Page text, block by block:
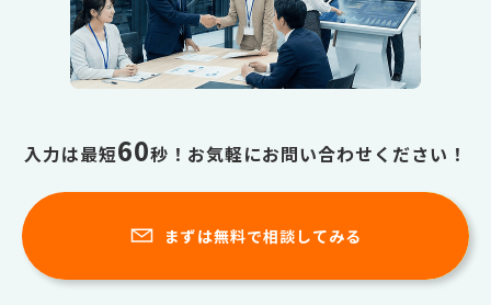
入力は最短60秒！お気軽にお問い合わせください！
まずは無料で相談してみる